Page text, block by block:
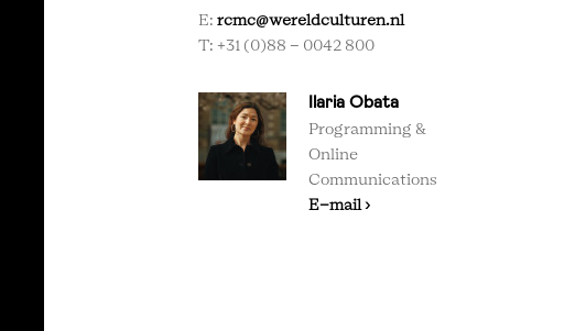
E: rcmc@wereldculturen.nl
T: +31 (0)88 - 0042 800
Ilaria Obata
Programming &
Online
Communications
E-mail ›